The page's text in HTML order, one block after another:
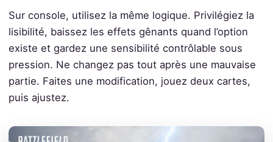
Sur console, utilisez la même logique. Privilégiez la
lisibilité, baissez les effets gênants quand l’option
existe et gardez une sensibilité contrôlable sous
pression. Ne changez pas tout après une mauvaise
partie. Faites une modification, jouez deux cartes,
puis ajustez.